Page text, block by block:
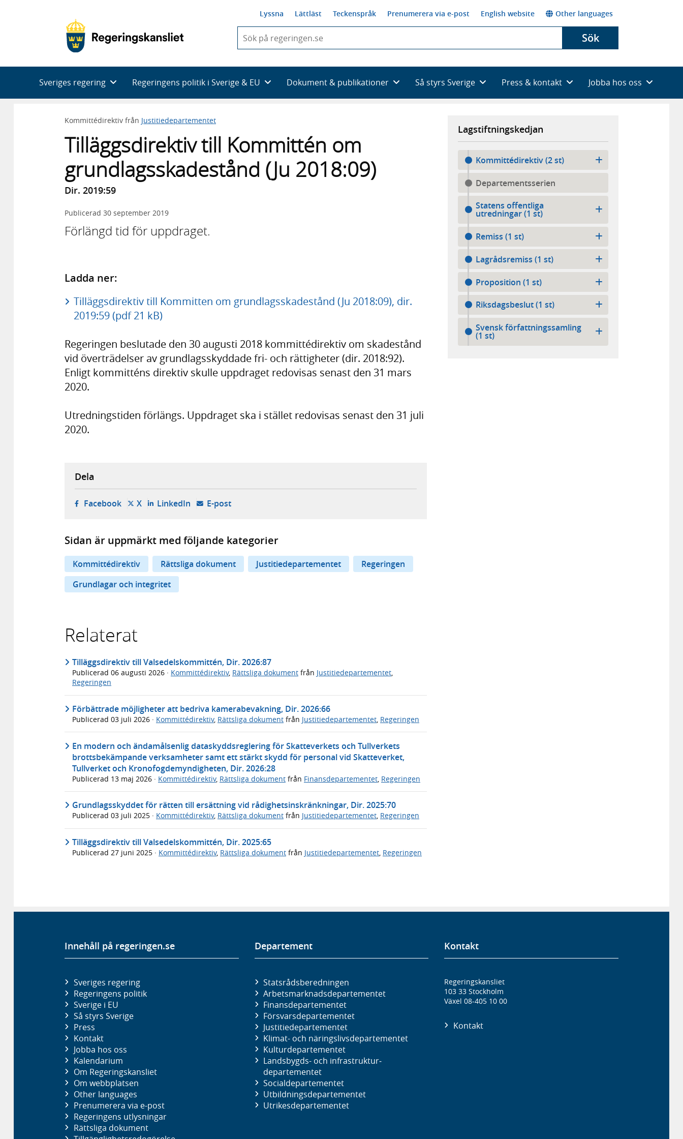
Lyssna Lättläst Teckenspråk Prenumerera via e-post English website Other languages
du
skriva
framträder
en
Sök
Sveriges regering Regeringens politik i Sverige & EU Dokument & publikationer Så styrs Sverige Press & kontakt Jobba hos oss
Kommittédirektiv från Justitiedepartementet
Tilläggsdirektiv till Kommittén om
grundlagsskadestånd (Ju 2018:09)
Dir. 2019:59
Publicerad 30 september 2019
Förlängd tid för uppdraget.
Ladda ner:
Tilläggsdirektiv till Kommitten om grundlagsskadestånd (Ju 2018:09), dir.
2019:59 (pdf 21 kB)
Regeringen beslutade den 30 augusti 2018 kommittédirektiv om skadestånd
vid överträdelser av grundlagsskyddade fri- och rättigheter (dir. 2018:92).
Enligt kommitténs direktiv skulle uppdraget redovisas senast den 31 mars
2020.
Utredningstiden förlängs. Uppdraget ska i stället redovisas senast den 31 juli
2020.
Lagstiftningskedjan
Kommittédirektiv (2 st)
Departementsserien
Statens offentliga
utredningar (1 st)
Remiss (1 st)
Lagrådsremiss (1 st)
Proposition (1 st)
Riksdagsbeslut (1 st)
Svensk författningssamling
(1 st)
Dela
Facebook- öppnas i ny flik, extern webbplats,
X- öppnas i ny flik, extern webbplats,
LinkedIn- öppnas i ny flik, extern webbplats,
E-post- öppnar din e-postklient,
Sidan är uppmärkt med följande kategorier
Kommittédirektiv Rättsliga dokument Justitiedepartementet
Regeringen
Grundlagar och integritet
Relaterat
Tilläggsdirektiv till Valsedelskommittén, Dir. 2026:87
Publicerad 06 augusti 2026 · Kommittédirektiv, Rättsliga dokument från Justitiedepartementet,
Regeringen
Förbättrade möjligheter att bedriva kamerabevakning, Dir. 2026:66
Publicerad 03 juli 2026 · Kommittédirektiv, Rättsliga dokument från Justitiedepartementet, Regeringen
En modern och ändamålsenlig dataskyddsreglering för Skatteverkets och Tullverkets
brottsbekämpande verksamheter samt ett stärkt skydd för personal vid Skatteverket,
Tullverket och Kronofogdemyndigheten, Dir. 2026:28
Publicerad 13 maj 2026 · Kommittédirektiv, Rättsliga dokument från Finansdepartementet Regeringen
Grundlagsskyddet för rätten till ersättning vid rådighetsinskränkningar, Dir. 2025:70
Publicerad 03 juli 2025 · Kommittédirektiv, Rättsliga dokument från Justitiedepartementet, Regeringen
Tilläggsdirektiv till Valsedelskommittén, Dir. 2025:65
Publicerad 27 juni 2025 · Kommittédirektiv, Rättsliga dokument från Justitiedepartementet, Regeringen
Innehåll på regeringen.se
Sveriges regering
Regeringens politik
Sverige i EU
Så styrs Sverige
Press
Kontakt
Jobba hos oss
Kalendarium
Om Regeringskansliet
Om webbplatsen
Other languages
Prenumerera via e-post
Regeringens utlysningar
Rättsliga dokument
Departement
Statsrådsberedningen
Arbetsmarknads­departementet
Finans­departementet
Försvars­departementet
Justitie­departementet
Klimat- och näringslivs­departementet
Kultur­departementet
Landsbygds- och infrastruktur­
departementet
Social­departementet
Utbildnings­departementet
Utrikes­departementet
Kontakt
Regeringskansliet
103 33 Stockholm
Växel 08-405 10 00
Kontakt